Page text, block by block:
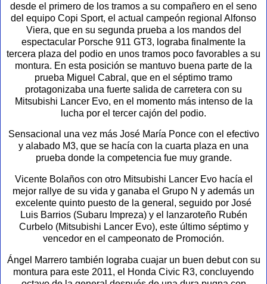
desde el primero de los tramos a su compañero en el seno
del equipo Copi Sport, el actual campeón regional Alfonso
Viera, que en su segunda prueba a los mandos del
espectacular Porsche 911 GT3, lograba finalmente la
tercera plaza del podio en unos tramos poco favorables a su
montura. En esta posición se mantuvo buena parte de la
prueba Miguel Cabral, que en el séptimo tramo
protagonizaba una fuerte salida de carretera con su
Mitsubishi Lancer Evo, en el momento más intenso de la
lucha por el tercer cajón del podio.
Sensacional una vez más José María Ponce con el efectivo
y alabado M3, que se hacía con la cuarta plaza en una
prueba donde la competencia fue muy grande.
Vicente Bolaños con otro Mitsubishi Lancer Evo hacía el
mejor rallye de su vida y ganaba el Grupo N y además un
excelente quinto puesto de la general, seguido por José
Luis Barrios (Subaru Impreza) y el lanzaroteño Rubén
Curbelo (Mitsubishi Lancer Evo), este último séptimo y
vencedor en el campeonato de Promoción.
Ángel Marrero también lograba cuajar un buen debut con su
montura para este 2011, el Honda Civic R3, concluyendo